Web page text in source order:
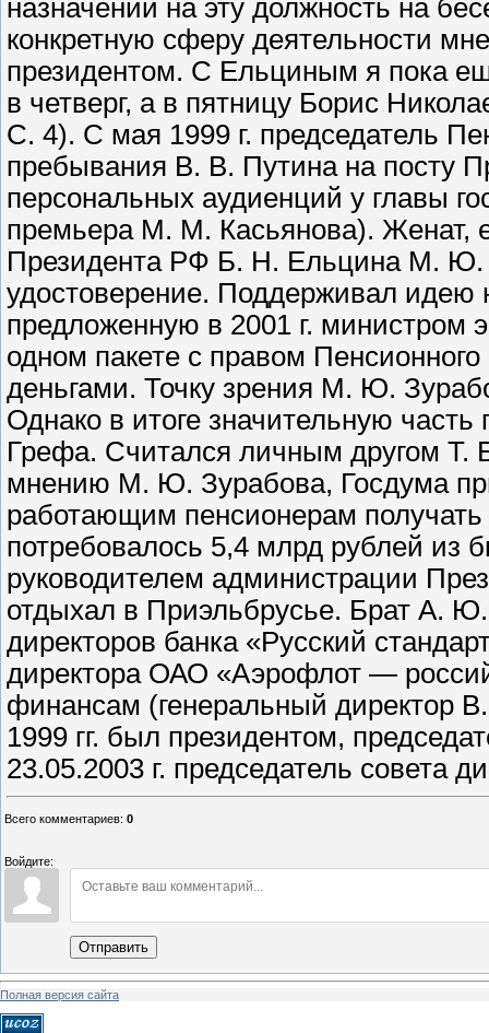
назначении на эту должность на
конкретную сферу деятельности
президентом. С Ельциным я пока
в четверг, а в пятницу Борис
С. 4). С мая 1999 г. председатель
пребывания В. В. Путина на посту
персональных аудиенций у главы
премьера М. М. Касьянова). Женат,
Президента РФ Б. Н. Ельцина М. Ю.
удостоверение. Поддерживал идею
предложенную в 2001 г. министром
одном пакете с правом
деньгами. Точку зрения М. Ю.
Однако в итоге значительную
Грефа. Считался личным другом Т.
мнению М. Ю. Зурабова, Госдума
работающим пенсионерам
потребовалось 5,4 млрд рублей из
руководителем администрации
отдыхал в Приэльбрусье. Брат А. Ю.
директоров банка «Русский
директора ОАО «Аэрофлот —
финансам (генеральный директор
1999 гг. был президентом,
23.05.2003 г. председатель совета
Всего комментариев: 0
Войдите:
Отправить
Полная версия сайта